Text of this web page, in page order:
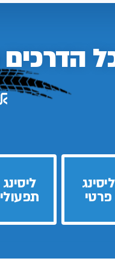
הדרכים
ליסינג
פרטי
ליסינג
תפעולי